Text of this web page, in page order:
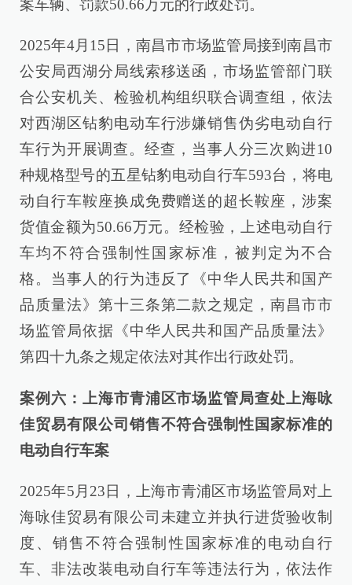
案车辆、罚款50.66万元的行政处罚。
2025年4月15日，南昌市市场监管局接到南昌市
公安局西湖分局线索移送函，市场监管部门联
合公安机关、检验机构组织联合调查组，依法
对西湖区钻豹电动车行涉嫌销售伪劣电动自行
车行为开展调查。经查，当事人分三次购进10
种规格型号的五星钻豹电动自行车593台，将电
动自行车鞍座换成免费赠送的超长鞍座，涉案
货值金额为50.66万元。经检验，上述电动自行
车均不符合强制性国家标准，被判定为不合
格。当事人的行为违反了《中华人民共和国产
品质量法》第十三条第二款之规定，南昌市市
场监管局依据《中华人民共和国产品质量法》
第四十九条之规定依法对其作出行政处罚。
案例六：上海市青浦区市场监管局查处上海咏
佳贸易有限公司销售不符合强制性国家标准的
电动自行车案
2025年5月23日，上海市青浦区市场监管局对上
海咏佳贸易有限公司未建立并执行进货验收制
度、销售不符合强制性国家标准的电动自行
车、非法改装电动自行车等违法行为，依法作